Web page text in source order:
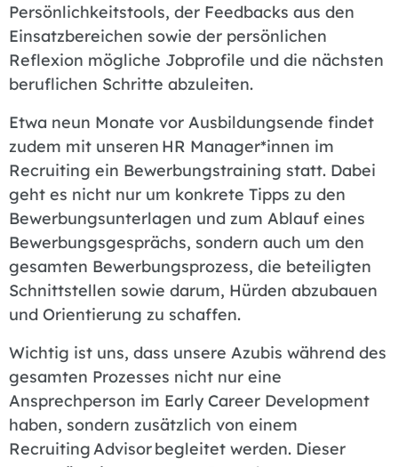
Persönlichkeitstools, der Feedbacks aus den
Einsatzbereichen sowie der persönlichen
Reflexion mögliche Jobprofile und die nächsten
beruflichen Schritte abzuleiten.
Etwa neun Monate vor Ausbildungsende findet
zudem mit unseren HR Manager*innen im
Recruiting ein Bewerbungstraining statt. Dabei
geht es nicht nur um konkrete Tipps zu den
Bewerbungsunterlagen und zum Ablauf eines
Bewerbungsgesprächs, sondern auch um den
gesamten Bewerbungsprozess, die beteiligten
Schnittstellen sowie darum, Hürden abzubauen
und Orientierung zu schaffen.
Wichtig ist uns, dass unsere Azubis während des
gesamten Prozesses nicht nur eine
Ansprechperson im Early Career Development
haben, sondern zusätzlich von einem
Recruiting Advisor begleitet werden. Dieser